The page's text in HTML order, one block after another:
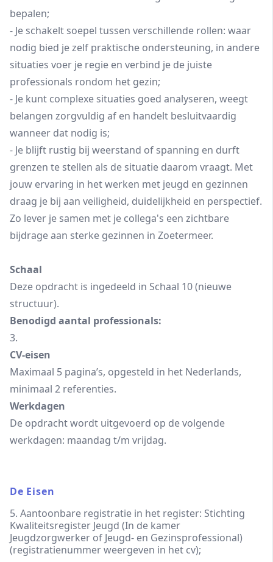
bepalen;
- Je schakelt soepel tussen verschillende rollen: waar
nodig bied je zelf praktische ondersteuning, in andere
situaties voer je regie en verbind je de juiste
professionals rondom het gezin;
- Je kunt complexe situaties goed analyseren, weegt
belangen zorgvuldig af en handelt besluitvaardig
wanneer dat nodig is;
- Je blijft rustig bij weerstand of spanning en durft
grenzen te stellen als de situatie daarom vraagt. Met
jouw ervaring in het werken met jeugd en gezinnen
draag je bij aan veiligheid, duidelijkheid en perspectief.
Zo lever je samen met je collega's een zichtbare
bijdrage aan sterke gezinnen in Zoetermeer.
Schaal
Deze opdracht is ingedeeld in Schaal 10 (nieuwe
structuur).
Benodigd aantal professionals:
3.
CV-eisen
Maximaal 5 pagina’s, opgesteld in het Nederlands,
minimaal 2 referenties.
Werkdagen
De opdracht wordt uitgevoerd op de volgende
werkdagen: maandag t/m vrijdag.
De Eisen
5. Aantoonbare registratie in het register: Stichting
Kwaliteitsregister Jeugd (In de kamer
Jeugdzorgwerker of Jeugd- en Gezinsprofessional)
(registratienummer weergeven in het cv);